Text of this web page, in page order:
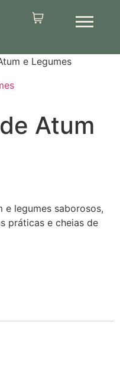
e Legumes
Atum
e legumes saborosos,
práticas e cheias de